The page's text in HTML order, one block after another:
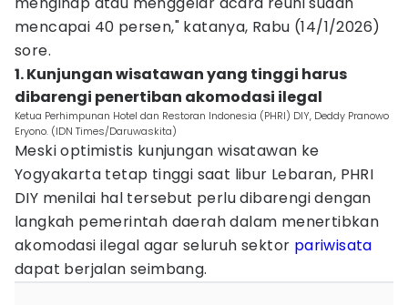
mencapai 40 persen," katanya, Rabu (14/1/2026)
sore.
1. Kunjungan wisatawan yang tinggi harus
dibarengi penertiban akomodasi ilegal
Ketua Perhimpunan Hotel dan Restoran Indonesia (PHRI) DIY, Deddy Pranowo
Eryono. (IDN Times/Daruwaskita)
Meski optimistis kunjungan wisatawan ke
Yogyakarta tetap tinggi saat libur Lebaran, PHRI
DIY menilai hal tersebut perlu dibarengi dengan
langkah pemerintah daerah dalam menertibkan
akomodasi ilegal agar seluruh sektor pariwisata
dapat berjalan seimbang.